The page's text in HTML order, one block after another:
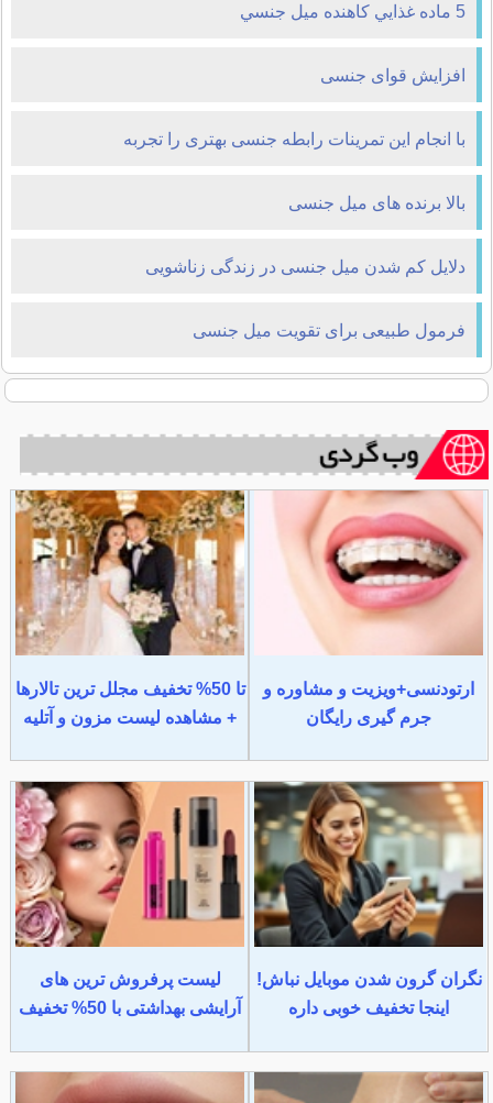
5 ماده غذايي كاهنده ميل جنسي
افزایش قوای جنسی
با انجام این تمرینات رابطه جنسی بهتری را تجربه
بالا برنده های ميل جنسی
دلایل کم شدن میل جنسی در زندگی زناشویی
فرمول طبیعی برای تقویت میل جنسی
ارتودنسی+ویزیت و مشاوره و
جرم گیری رایگان
تا 50% تخفیف مجلل ترین تالارها
+ مشاهده لیست مزون و آتلیه
نگران گرون شدن موبایل نباش!
اینجا تخفیف خوبی داره
لیست پرفروش ترین های
آرایشی بهداشتی با 50% تخفیف